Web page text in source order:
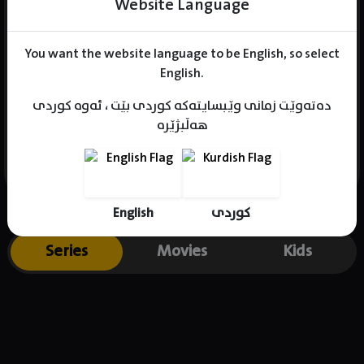
You want the website language to be English, so select
English.
دەتەوێت زمانی وێبسایتەکە کوردی بێت ، ئەوە کوردی
هەڵبژێرە
English کوردی
Name : Bae Myung-Jin
Born : 1986-10-15
Place of birth : South Korea
Series Movies Kids